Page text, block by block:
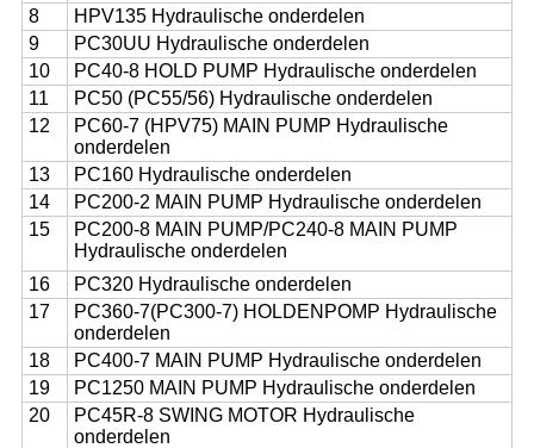
8
HPV135 Hydraulische onderdelen
9
PC30UU Hydraulische onderdelen
10
PC40-8 HOLD PUMP Hydraulische onderdelen
11
PC50 (PC55/56) Hydraulische onderdelen
12
PC60-7 (HPV75) MAIN PUMP Hydraulische
onderdelen
13
PC160 Hydraulische onderdelen
14
PC200-2 MAIN PUMP Hydraulische onderdelen
15
PC200-8 MAIN PUMP/PC240-8 MAIN PUMP
Hydraulische onderdelen
16
PC320 Hydraulische onderdelen
17
PC360-7(PC300-7) HOLDENPOMP Hydraulische
onderdelen
18
PC400-7 MAIN PUMP Hydraulische onderdelen
19
PC1250 MAIN PUMP Hydraulische onderdelen
20
PC45R-8 SWING MOTOR Hydraulische
onderdelen